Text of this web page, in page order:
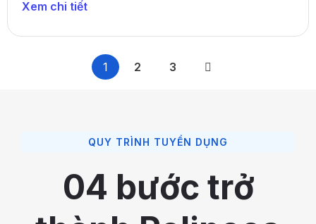
Xem chi tiết
1 2 3
QUY TRÌNH TUYỂN DỤNG
04 bước trở